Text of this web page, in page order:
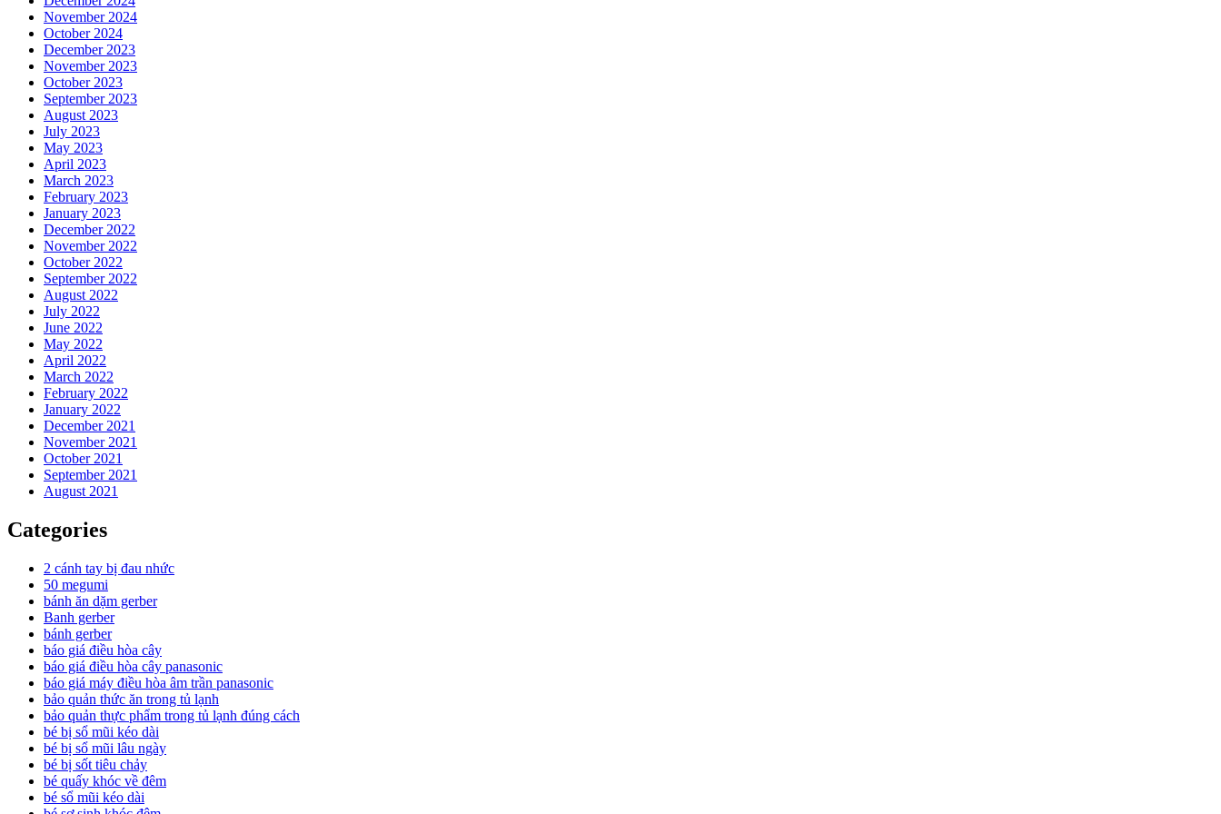
November 2024
October 2024
December 2023
November 2023
October 2023
September 2023
August 2023
July 2023
May 2023
April 2023
March 2023
February 2023
January 2023
December 2022
November 2022
October 2022
September 2022
August 2022
July 2022
June 2022
May 2022
April 2022
March 2022
February 2022
January 2022
December 2021
November 2021
October 2021
September 2021
August 2021
Categories
2 cánh tay bị đau nhức
50 megumi
bánh ăn dặm gerber
Banh gerber
bánh gerber
báo giá điều hòa cây
báo giá điều hòa cây panasonic
báo giá máy điều hòa âm trần panasonic
bảo quản thức ăn trong tủ lạnh
bảo quản thực phẩm trong tủ lạnh đúng cách
bé bị sổ mũi kéo dài
bé bị sổ mũi lâu ngày
bé bị sốt tiêu chảy
bé quấy khóc về đêm
bé sổ mũi kéo dài